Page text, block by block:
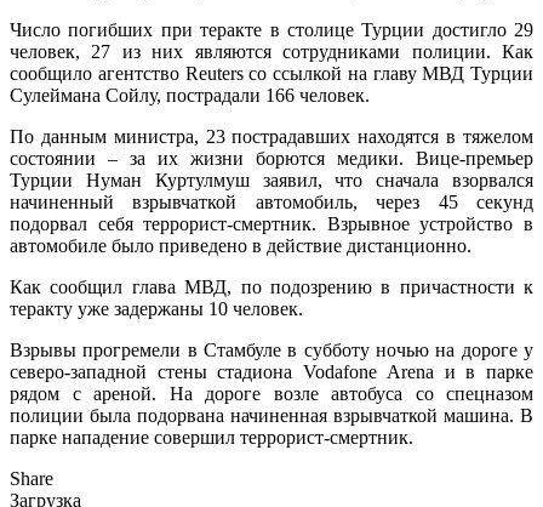
Число погибших при теракте в столице Турции достигло 29
человек, 27 из них являются сотрудниками полиции. Как
сообщило агентство Reuters со ссылкой на главу МВД Турции
Сулеймана Сойлу, пострадали 166 человек.
По данным министра, 23 пострадавших находятся в тяжелом
состоянии – за их жизни борются медики. Вице-премьер
Турции Нуман Куртулмуш заявил, что сначала взорвался
начиненный взрывчаткой автомобиль, через 45 секунд
подорвал себя террорист-смертник. Взрывное устройство в
автомобиле было приведено в действие дистанционно.
Как сообщил глава МВД, по подозрению в причастности к
теракту уже задержаны 10 человек.
Взрывы прогремели в Стамбуле в субботу ночью на дороге у
северо-западной стены стадиона Vodafone Arena и в парке
рядом с ареной. На дороге возле автобуса со спецназом
полиции была подорвана начиненная взрывчаткой машина. В
парке нападение совершил террорист-смертник.
Share
Загрузка